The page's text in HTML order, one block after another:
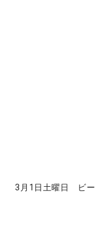
3月1日土曜日 ビ